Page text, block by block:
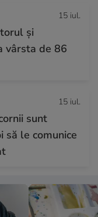
15 iul.
și
vârsta de 86
15 iul.
sunt
să le comunice